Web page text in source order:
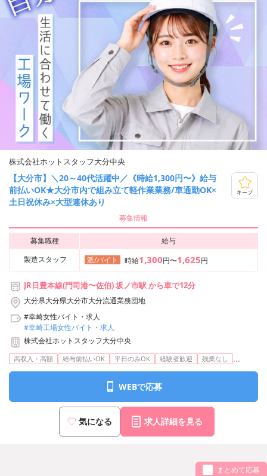
株式会社ホットスタッフ大分中央
【大分市】＼20～40代活躍中／《時給1,300円〜》給与
前払いOK★大分市内で組み立て軽作業業務/車通勤OK×
土日祝休み×大型連休あり
キープ
募集情報
募集職種
給与
製造スタッフ
派/バイト 時給1,300円〜1,625円
JR日豊本線(門司港〜佐伯) 坂ノ市駅 から車で12分
大分県大分県大分市大分流通業務団地
#幸崎女性バイト・求人
#幸崎工場女性バイト・求人
株式会社ホットスタッフ大分中央
高収入・高額 給与前払いOK 平日のみOK 経験者歓迎 残業なし ...
WEBで応募
気になる 求人詳細を見る
まとめて応募